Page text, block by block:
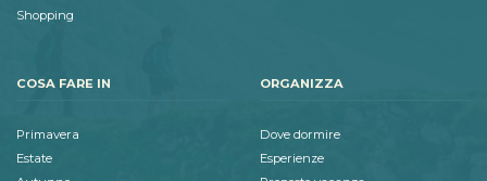
Shopping
COSA FARE IN
Primavera
Estate
ORGANIZZA
Dove dormire
Esperienze